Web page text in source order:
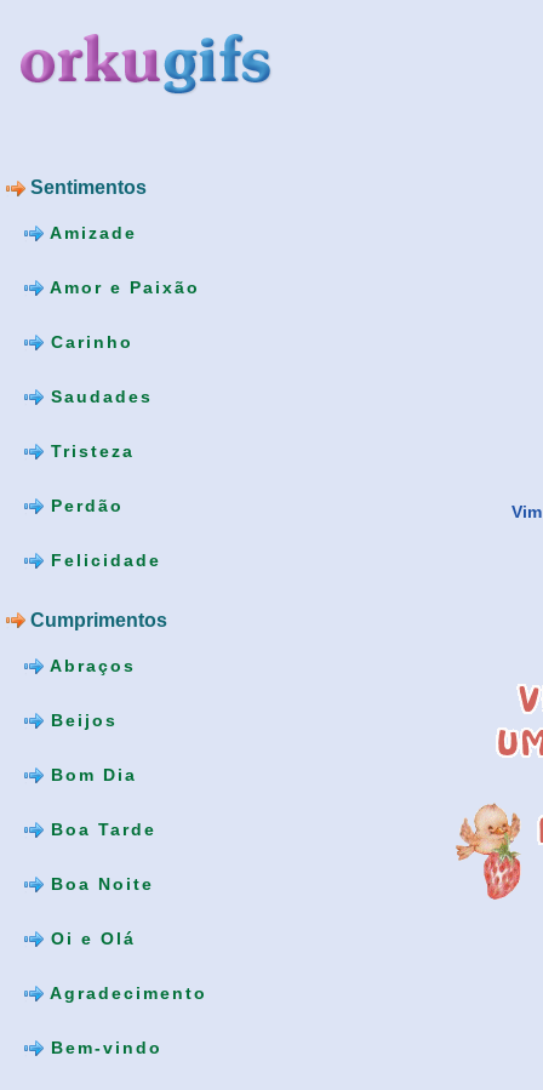
Sentimentos
Amizade
Amor e Paixão
Carinho
Saudades
Tristeza
Perdão
Felicidade
Cumprimentos
Abraços
Beijos
Bom Dia
Boa Tarde
Boa Noite
Oi e Olá
Agradecimento
Bem-vindo